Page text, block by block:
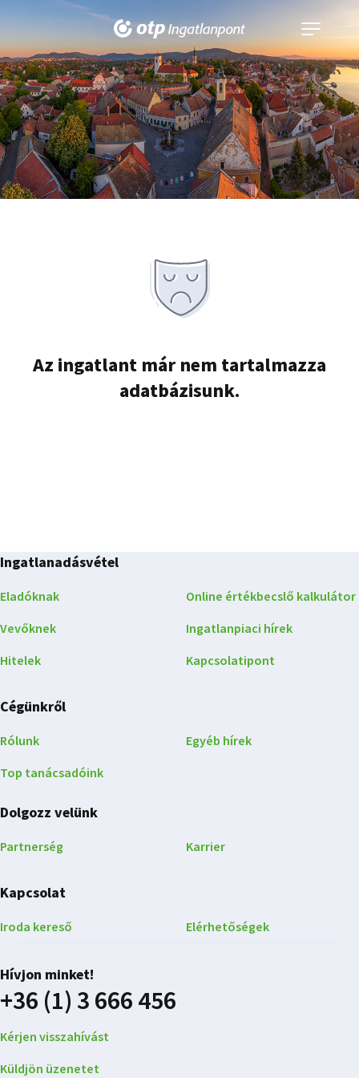
Navigáció
kinyitása
Az ingatlant már nem tartalmazza
adatbázisunk.
Ingatlanadásvétel
Eladóknak
Vevőknek
Hitelek
Online értékbecslő kalkulátor
Ingatlanpiaci hírek
Kapcsolatipont
Cégünkről
Rólunk
Top tanácsadóink
Egyéb hírek
Dolgozz velünk
Partnerség Karrier
Kapcsolat
Iroda kereső Elérhetőségek
Hívjon minket!
+36 (1) 3 666 456
Kérjen visszahívást
Küldjön üzenetet